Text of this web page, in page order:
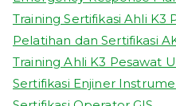
Training Sertifikasi Ahli
Pelatihan dan Sertifikasi
Training Ahli K3 Pesawat
Sertifikasi Enjiner